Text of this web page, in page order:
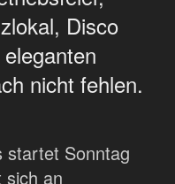
Disco
nicht fehlen.
startet Sonntag
sich an